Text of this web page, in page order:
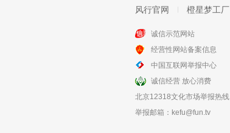
全32集
向幸福前进
风行官网 橙星梦工厂
诚信示范网站
经营性网站备案信息
中国互联网举报中心
诚信经营 放心消费
北京12318文化市场举报热线
举报邮箱： kefu@fun.tv